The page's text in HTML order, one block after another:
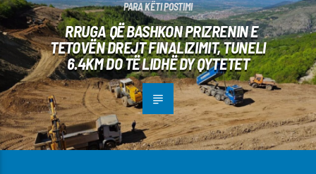
PARA KËTI POSTIMI
RRUGA QË BASHKON PRIZRENIN E
TETOVËN DREJT FINALIZIMIT, TUNELI
6.4KM DO TË LIDHË DY QYTETET